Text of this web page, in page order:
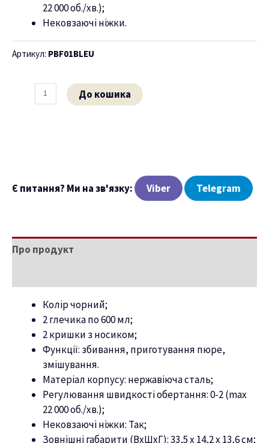
22 000 об./хв.);
Нековзаючі ніжки.
Артикул: PBF01BLEU
До кошика
Є питання? Ми на зв'язку: Viber Telegram
Про продукт
Колір чорний;
2 глечика по 600 мл;
2 кришки з носиком;
Функції: збивання, приготування пюре,
змішування.
Матеріал корпусу: нержавіюча сталь;
Регулювання швидкості обертання: 0-2 (max
22 000 об./хв.);
Нековзаючі ніжки: Так;
Зовнішні габарити (ВхШхГ): 33,5 x 14,2 x 13,6 см;